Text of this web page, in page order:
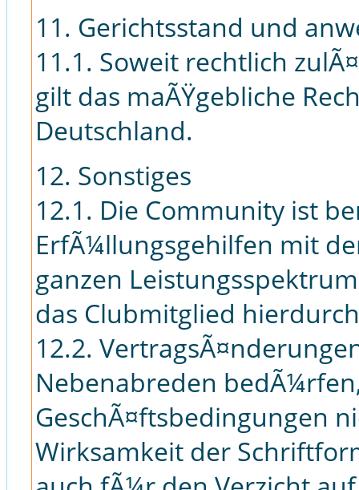
11. Gerichtsstand und
11.1. Soweit rechtlich
gilt das maÃŸgebliche
Deutschland.
12. Sonstiges
12.1. Die Community ist
ErfÃ¼llungsgehilfen mit
ganzen
das Clubmitglied
12.2.
Nebenabreden
GeschÃ¤ftsbedingungen
Wirksamkeit der